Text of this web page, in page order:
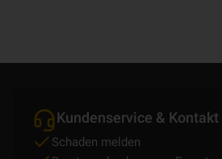
Kundenservice & Kontakt
Schaden melden